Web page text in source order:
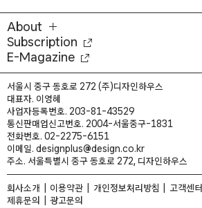
About
Subscription
E-Magazine
서울시 중구 동호로 272 (주)디자인하우스
대표자. 이영혜
사업자등록번호. 203-81-43529
통신판매업신고번호. 2004-서울중구-1831
전화번호. 02-2275-6151
이메일. designplus@design.co.kr
주소. 서울특별시 중구 동호로 272, 디자인하우스
회사소개 이용약관 개인정보처리방침 고객센터
제휴문의
광고문의